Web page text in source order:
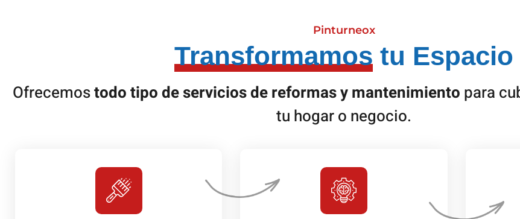
Pinturneox
Transformamos tu Espacio
Ofrecemostodo tipo de servicios de reformas y mantenimiento para
tu hogar o negocio.